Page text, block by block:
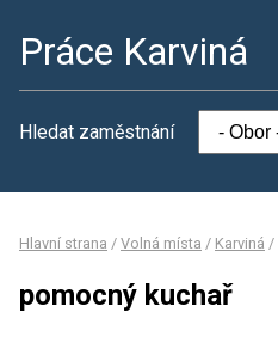
Práce Karviná
Hledat zaměstnání
Hlavní strana / Volná místa / Karviná /
pomocný kuchař